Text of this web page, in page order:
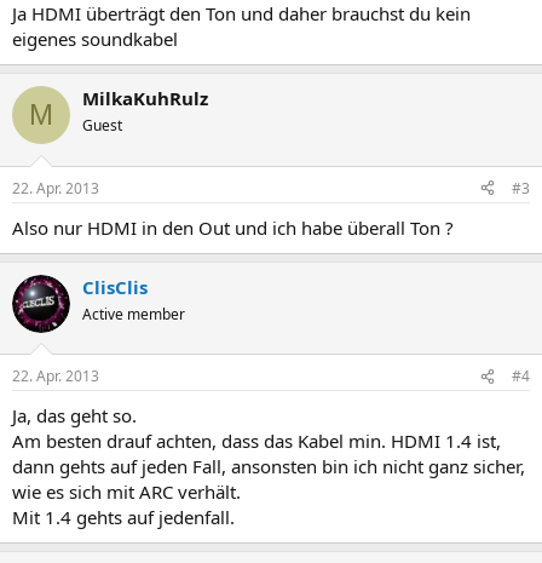
Ja HDMI überträgt den Ton und daher brauchst du kein
eigenes soundkabel
M MilkaKuhRulz
Guest
22. Apr. 2013 #3
Also nur HDMI in den Out und ich habe überall Ton ?
ClisClis
Active member
22. Apr. 2013 #4
Ja, das geht so.
Am besten drauf achten, dass das Kabel min. HDMI 1.4 ist,
dann gehts auf jeden Fall, ansonsten bin ich nicht ganz sicher,
wie es sich mit ARC verhält.
Mit 1.4 gehts auf jedenfall.